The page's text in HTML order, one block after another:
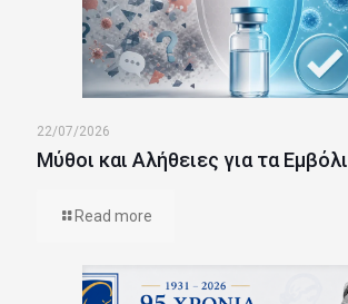
22/07/2026
Μύθοι και Αλήθειες για τα
Read more